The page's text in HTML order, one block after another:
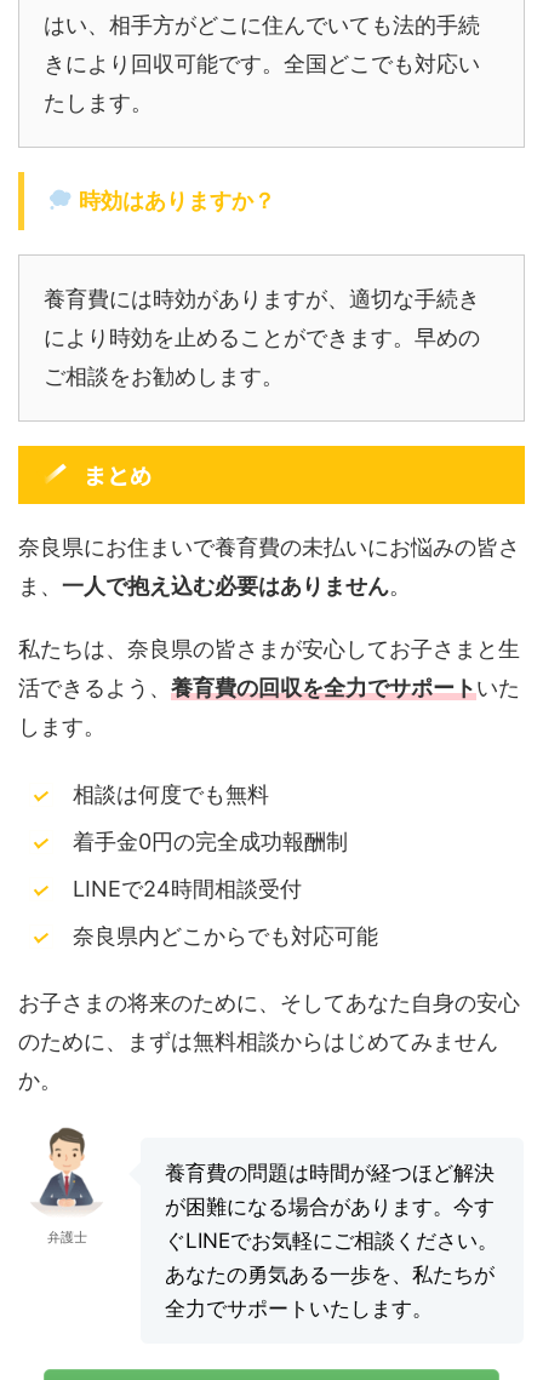
はい、相手方がどこに住んでいても法的手続
きにより回収可能です。全国どこでも対応い
たします。
時効はありますか？
養育費には時効がありますが、適切な手続き
により時効を止めることができます。早めの
ご相談をお勧めします。
まとめ
奈良県にお住まいで養育費の未払いにお悩みの皆さ
ま、 一人で抱え込む必要はありません。
私たちは、奈良県の皆さまが安心してお子さまと生
活できるよう、 養育費の回収を全力でサポートいた
します。
相談は何度でも無料
着手金0円の完全成功報酬制
LINEで24時間相談受付
奈良県内どこからでも対応可能
お子さまの将来のために、そしてあなた自身の安心
のために、まずは無料相談からはじめてみません
か。
弁護士
養育費の問題は時間が経つほど解決
が困難になる場合があります。今す
ぐLINEでお気軽にご相談ください。
あなたの勇気ある一歩を、私たちが
全力でサポートいたします。